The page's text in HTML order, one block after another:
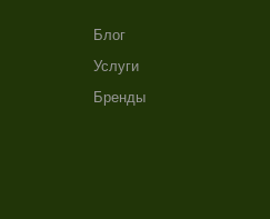
Блог
Услуги
Бренды